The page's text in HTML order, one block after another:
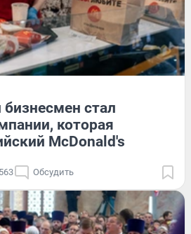
стал
которая
McDonald's
Обсудить